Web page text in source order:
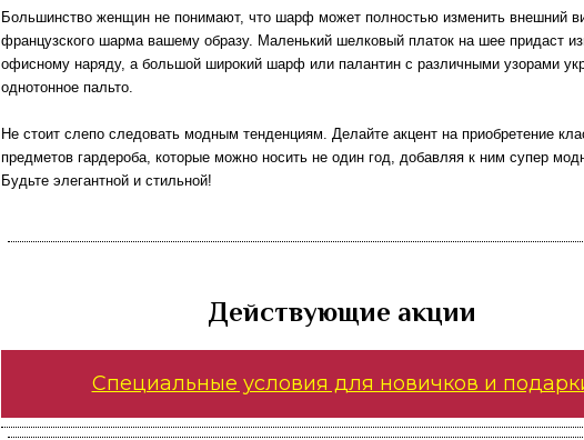
Большинство женщин не понимают, что шарф может полностью изменить внешний
французского шарма вашему образу. Маленький шелковый платок на шее придаст
офисному наряду, а большой широкий шарф или палантин с различными узорами
однотонное пальто.
Не стоит слепо следовать модным тенденциям. Делайте акцент на приобретение
предметов гардероба, которые можно носить не один год, добавляя к ним супер
Будьте элегантной и стильной!
Действующие акции
Специальные условия для новичков и